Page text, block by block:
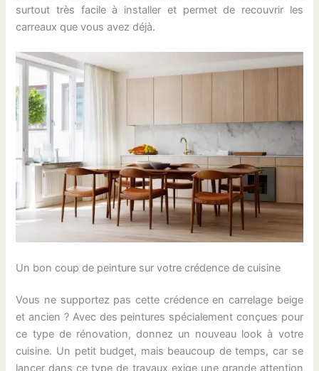
surtout très facile à installer et permet de recouvrir les
carreaux que vous avez déjà.
Un bon coup de peinture sur votre crédence de cuisine
Vous ne supportez pas cette crédence en carrelage beige
et ancien ? Avec des peintures spécialement conçues pour
ce type de rénovation, donnez un nouveau look à votre
cuisine. Un petit budget, mais beaucoup de temps, car se